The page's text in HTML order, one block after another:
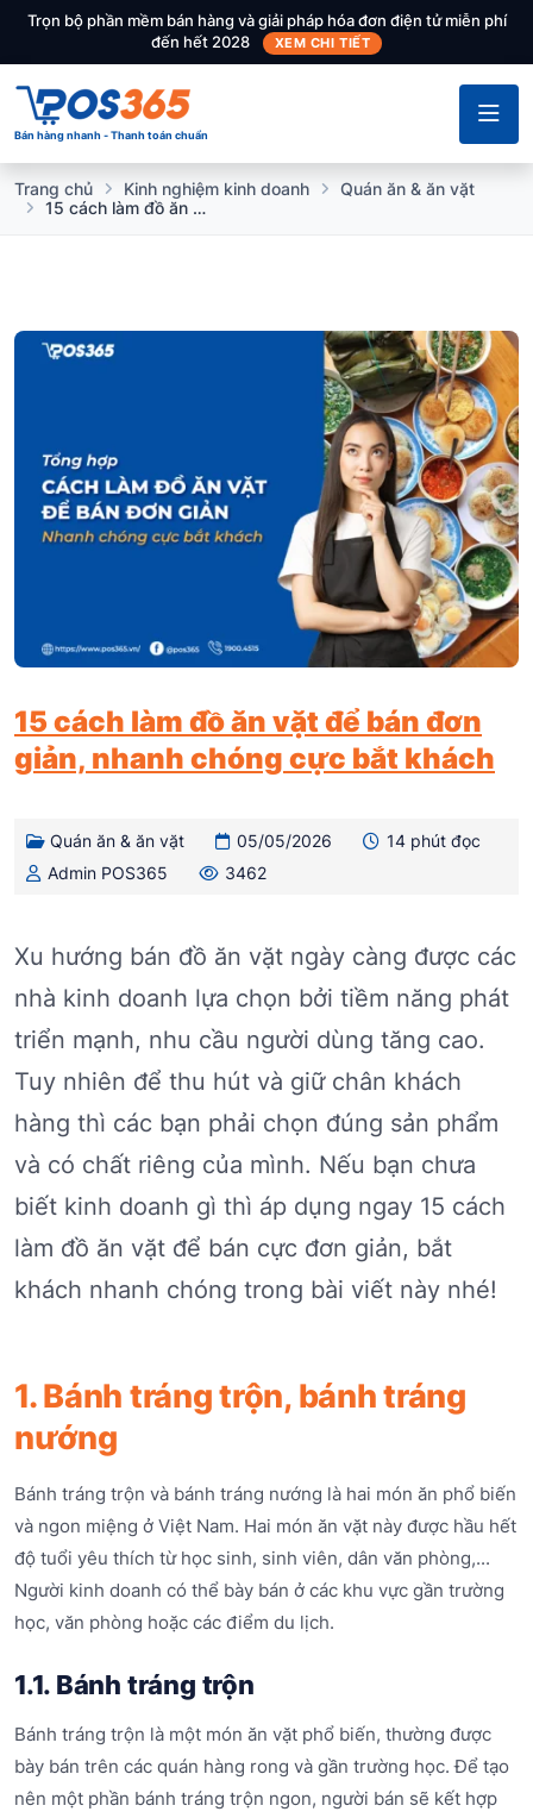
Trọn bộ phần mềm bán hàng và giải pháp hóa đơn điện tử miễn phí
đến hết 2028
XEM CHI TIẾT
Bán hàng nhanh - Thanh toán chuẩn
Trang chủ Kinh nghiệm kinh doanh
Quán ăn & ăn vặt
15 cách làm đồ ăn vặt để bán đơn giản, nhanh chóng cực bắt khách
15 cách làm đồ ăn vặt để bán đơn
giản, nhanh chóng cực bắt khách
Quán ăn & ăn vặt 05/05/2026
14 phút đọc
Admin POS365
3462
Xu hướng bán đồ ăn vặt ngày càng được các
nhà kinh doanh lựa chọn bởi tiềm năng phát
triển mạnh, nhu cầu người dùng tăng cao.
Tuy nhiên để thu hút và giữ chân khách
hàng thì các bạn phải chọn đúng sản phẩm
và có chất riêng của mình. Nếu bạn chưa
biết kinh doanh gì thì áp dụng ngay 15 cách
làm đồ ăn vặt để bán cực đơn giản, bắt
khách nhanh chóng trong bài viết này nhé!
1. Bánh tráng trộn, bánh tráng
nướng
Bánh tráng trộn và bánh tráng nướng là hai món ăn phổ biến
và ngon miệng ở Việt Nam. Hai món ăn vặt này được hầu hết
độ tuổi yêu thích từ học sinh, sinh viên, dân văn phòng,...
Người kinh doanh có thể bày bán ở các khu vực gần trường
học, văn phòng hoặc các điểm du lịch.
1.1. Bánh tráng trộn
Bánh tráng trộn là một món ăn vặt phổ biến, thường được
bày bán trên các quán hàng rong và gần trường học. Để tạo
nên một phần bánh tráng trộn ngon, người bán sẽ kết hợp